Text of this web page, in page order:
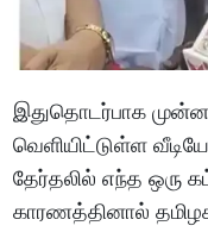
இதுதொடர்பாக
வெளியிட்டுள்ள
தேர்தலில் எந்த ஒரு
காரணத்தினால்